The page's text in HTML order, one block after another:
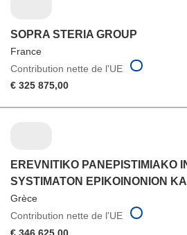
SOPRA STERIA GROUP
France
Contribution nette de l'UE
€ 325 875,00
EREVNITIKO PANEPISTIMIAKO
SYSTIMATON EPIKOINONION
Grèce
Contribution nette de l'UE